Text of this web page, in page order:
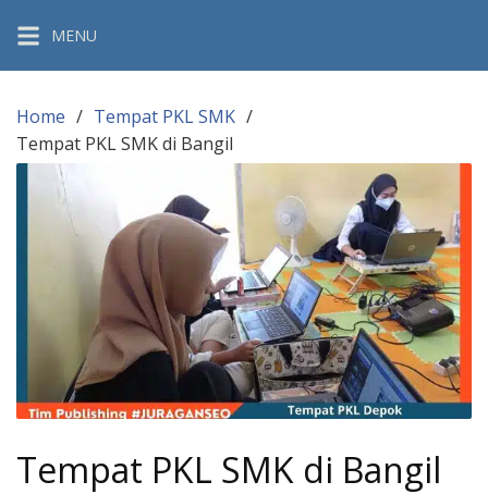
content
MENU
Home
Tempat PKL SMK
Tempat PKL SMK di Bangil
Tempat PKL SMK di Bangil